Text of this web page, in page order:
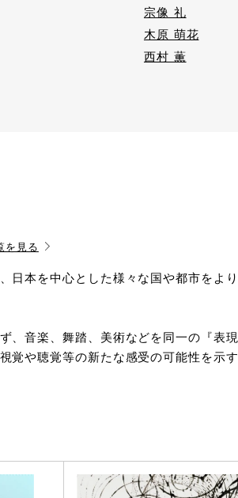
宗像 礼
木原 萌花
西村 薫
を見る
日本を中心とした様々な国や都市を
、音楽、舞踏、美術などを同一の『
覚や聴覚等の新たな感受の可能性を示す